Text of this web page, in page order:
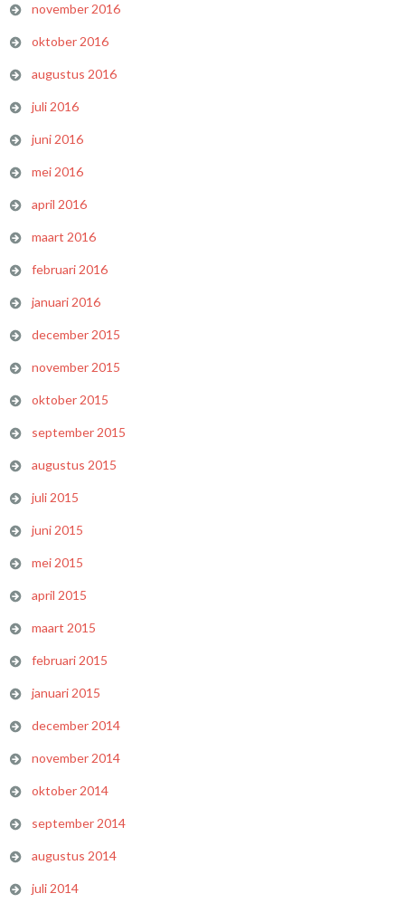
november 2016
oktober 2016
augustus 2016
juli 2016
juni 2016
mei 2016
april 2016
maart 2016
februari 2016
januari 2016
december 2015
november 2015
oktober 2015
september 2015
augustus 2015
juli 2015
juni 2015
mei 2015
april 2015
maart 2015
februari 2015
januari 2015
december 2014
november 2014
oktober 2014
september 2014
augustus 2014
juli 2014